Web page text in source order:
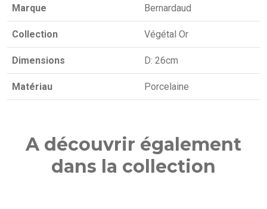
Marque Bernardaud
Collection Végétal Or
Dimensions D: 26cm
Matériau Porcelaine
A découvrir également
dans la collection